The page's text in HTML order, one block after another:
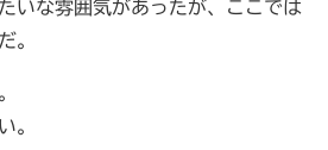
いな雰囲気があったが、ここでは
。
。